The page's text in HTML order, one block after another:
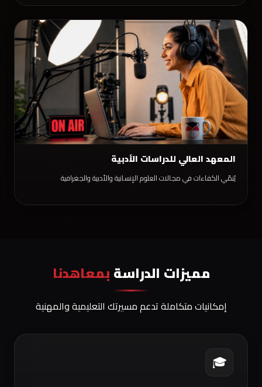
المعهد العالي للدراسات الأدبية
يُنمّي الكفاءات في مجالات العلوم الإنسانية والأدبية والجغرافية
مميزات الدراسة بمعاهدنا
إمكانيات متكاملة تدعم مسيرتك التعليمية والمهنية
🎓